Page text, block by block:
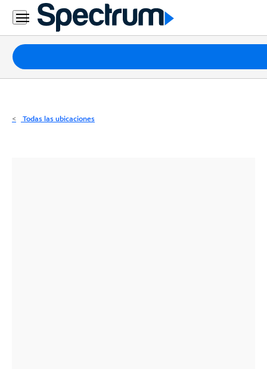
Residencial
Business
Paquetes
Internet
Todas las ubicaciones